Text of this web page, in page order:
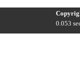
0.053